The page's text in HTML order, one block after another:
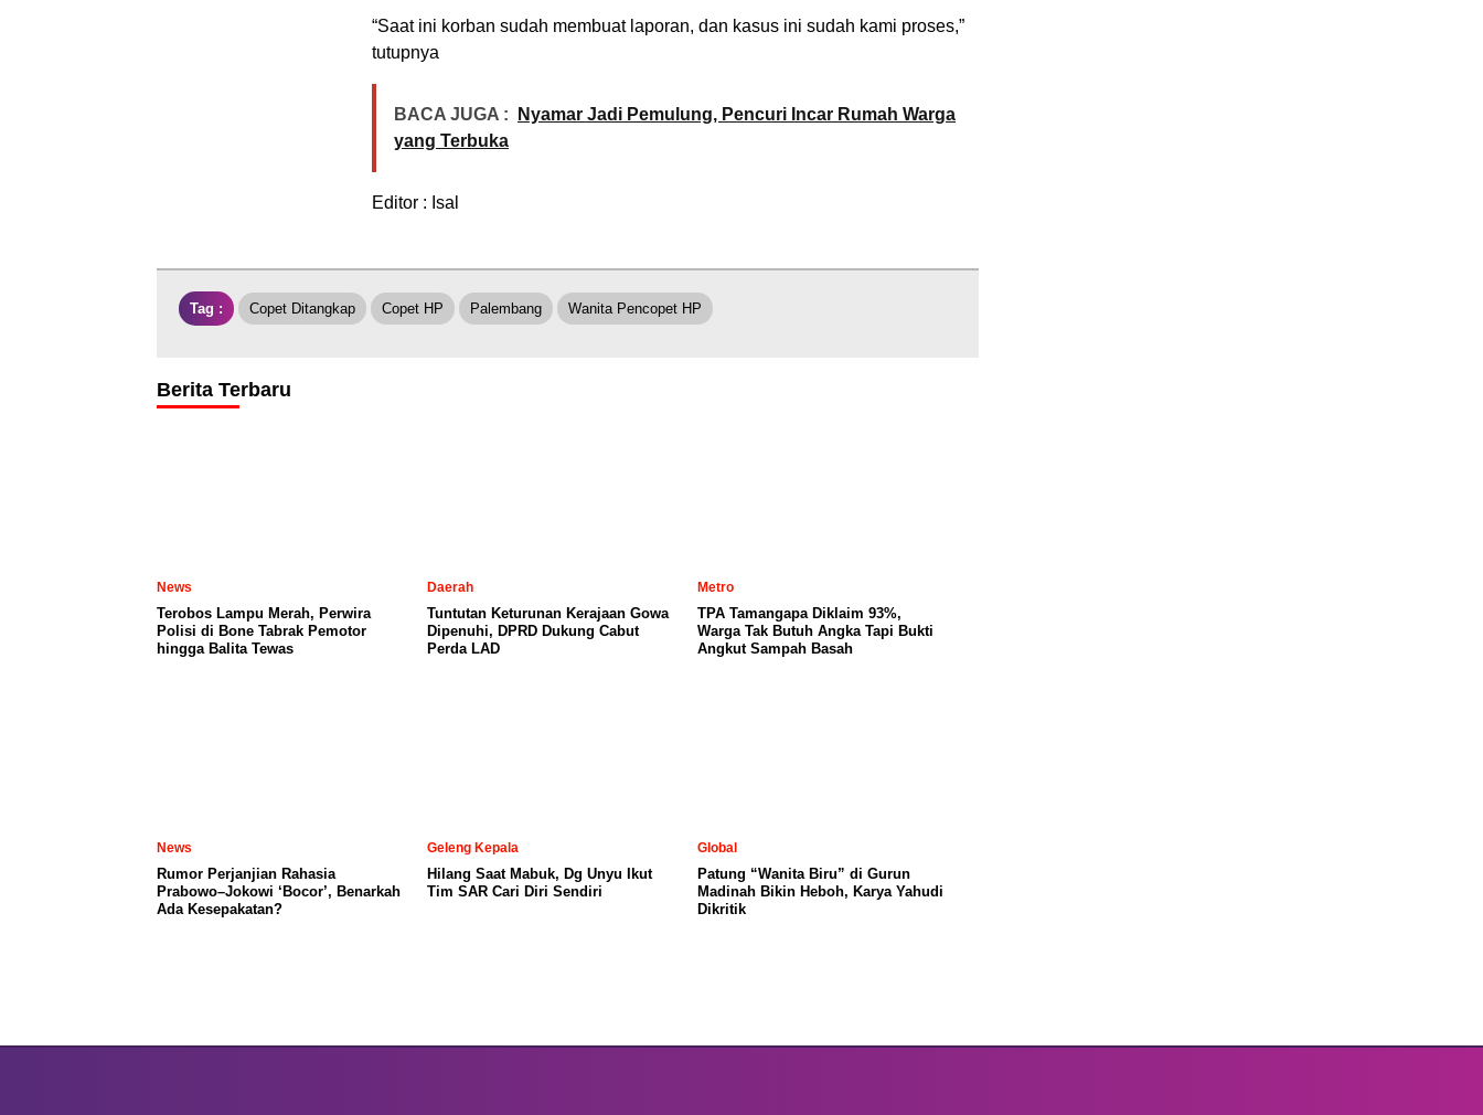
“Saat ini korban sudah membuat laporan, dan kasus ini sudah kami proses,”
tutupnya
BACA JUGA :
Nyamar Jadi Pemulung, Pencuri Incar Rumah Warga
yang Terbuka
Editor : Isal
Tag : Copet Ditangkap Copet HP Palembang Wanita Pencopet HP
Berita Terbaru
News
Terobos Lampu Merah, Perwira
Polisi di Bone Tabrak Pemotor
hingga Balita Tewas
Daerah
Tuntutan Keturunan Kerajaan Gowa
Dipenuhi, DPRD Dukung Cabut
Perda LAD
Metro
TPA Tamangapa Diklaim 93%,
Warga Tak Butuh Angka Tapi Bukti
Angkut Sampah Basah
News
Rumor Perjanjian Rahasia
Prabowo–Jokowi ‘Bocor’, Benarkah
Ada Kesepakatan?
Geleng Kepala
Hilang Saat Mabuk, Dg Unyu Ikut
Tim SAR Cari Diri Sendiri
Global
Patung “Wanita Biru” di Gurun
Madinah Bikin Heboh, Karya Yahudi
Dikritik